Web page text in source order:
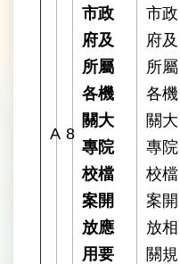
A 8
市政
府及
所屬
各機
關大
專院
校檔
案開
放應
用要
市政
府及
所屬
各機
關大
專院
校檔
案開
放相
關規